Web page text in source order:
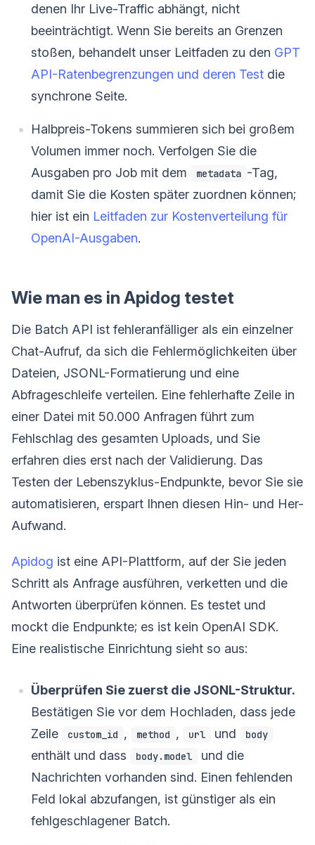
denen Ihr Live-Traffic abhängt, nicht
beeinträchtigt. Wenn Sie bereits an Grenzen
stoßen, behandelt unser Leitfaden zu den GPT
API-Ratenbegrenzungen und deren Test die
synchrone Seite.
Halbpreis-Tokens summieren sich bei großem
Volumen immer noch. Verfolgen Sie die
Ausgaben pro Job mit dem
metadata -Tag,
damit Sie die Kosten später zuordnen können;
hier ist ein Leitfaden zur Kostenverteilung für
OpenAI-Ausgaben.
Wie man es in Apidog testet
Die Batch API ist fehleranfälliger als ein einzelner
Chat-Aufruf, da sich die Fehlermöglichkeiten über
Dateien, JSONL-Formatierung und eine
Abfrageschleife verteilen. Eine fehlerhafte Zeile in
einer Datei mit 50.000 Anfragen führt zum
Fehlschlag des gesamten Uploads, und Sie
erfahren dies erst nach der Validierung. Das
Testen der Lebenszyklus-Endpunkte, bevor Sie sie
automatisieren, erspart Ihnen diesen Hin- und Her-
Aufwand.
Apidog ist eine API-Plattform, auf der Sie jeden
Schritt als Anfrage ausführen, verketten und die
Antworten überprüfen können. Es testet und
mockt die Endpunkte; es ist kein OpenAI SDK.
Eine realistische Einrichtung sieht so aus:
Überprüfen Sie zuerst die JSONL-Struktur.
Bestätigen Sie vor dem Hochladen, dass jede
Zeile
custom_id , method , url und body
enthält und dass body.model
und die
Nachrichten vorhanden sind. Einen fehlenden
Feld lokal abzufangen, ist günstiger als ein
fehlgeschlagener Batch.